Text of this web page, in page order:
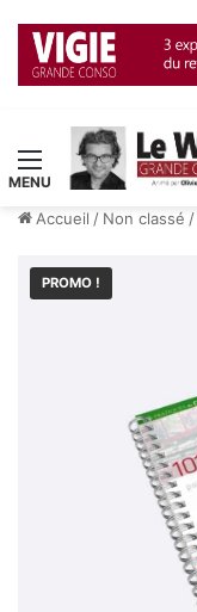
Menu
Accueil / Non classé /
PROMO !